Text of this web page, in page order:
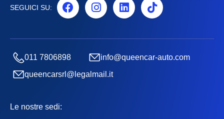
SEGUICI SU:
011 7806898
info@queencar-auto.com
queencarsrl@legalmail.it
Le nostre sedi: